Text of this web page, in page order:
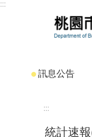
跳到主要內容區塊
:::
訊息公告
:::
統計速